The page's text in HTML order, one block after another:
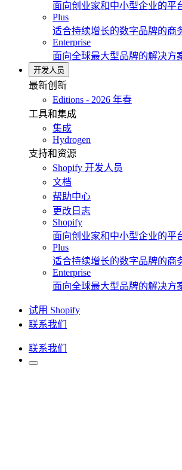
面向创业家和中小型企业的平
Plus
适合持续增长的数字品牌的商
Enterprise
面向全球最大型品牌的解决方
开发人员
最新创新
Editions - 2026 年春
工具和集成
集成
Hydrogen
支持和资源
Shopify 开发人员
文档
帮助中心
更改日志
Shopify
面向创业家和中小型企业的平
Plus
适合持续增长的数字品牌的商
Enterprise
面向全球最大型品牌的解决方
试用 Shopify
联系我们
联系我们